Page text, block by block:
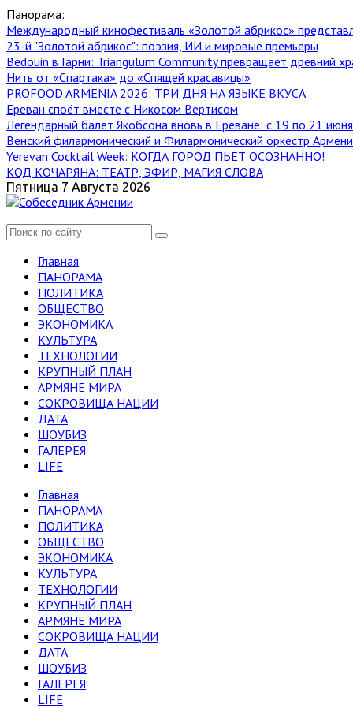
Панорама:
Международный кинофестиваль «Золотой абрикос»
23-й "Золотой абрикос": поэзия, ИИ и мировые премьеры
Bedouin в Гарни: Triangulum Community превращает древний
Нить от «Спартака» до «Спящей красавицы»
PROFOOD ARMENIA 2026: ТРИ ДНЯ НА ЯЗЫКЕ ВКУСА
Ереван споёт вместе с Никосом Вертисом
Легендарный балет Якобсона вновь в Ереване: с 19 по 21
Венский филармонический и Филармонический оркестр
Yerevan Cocktail Week: КОГДА ГОРОД ПЬЕТ ОСОЗНАННО!
КОД КОЧАРЯНА: ТЕАТР, ЭФИР, МАГИЯ СЛОВА
Пятница 7 Августа 2026
Главная
ПАНОРАМА
ПОЛИТИКА
ОБЩЕСТВО
ЭКОНОМИКА
КУЛЬТУРА
ТЕХНОЛОГИИ
КРУПНЫЙ ПЛАН
АРМЯНЕ МИРА
СОКРОВИЩА НАЦИИ
ДАТА
ШОУБИЗ
ГАЛЕРЕЯ
LIFE
Главная
ПАНОРАМА
ПОЛИТИКА
ОБЩЕСТВО
ЭКОНОМИКА
КУЛЬТУРА
ТЕХНОЛОГИИ
КРУПНЫЙ ПЛАН
АРМЯНЕ МИРА
СОКРОВИЩА НАЦИИ
ДАТА
ШОУБИЗ
ГАЛЕРЕЯ
LIFE